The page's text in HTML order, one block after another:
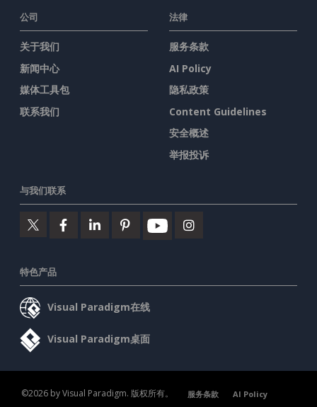
公司
关于我们
新闻中心
媒体工具包
联系我们
法律
服务条款
AI Policy
隐私政策
Content Guidelines
安全概述
举报投诉
与我们联系
特色产品
Visual Paradigm在线
Visual Paradigm桌面
©2026 by Visual Paradigm. 版权所有。 服务条款
AI Policy